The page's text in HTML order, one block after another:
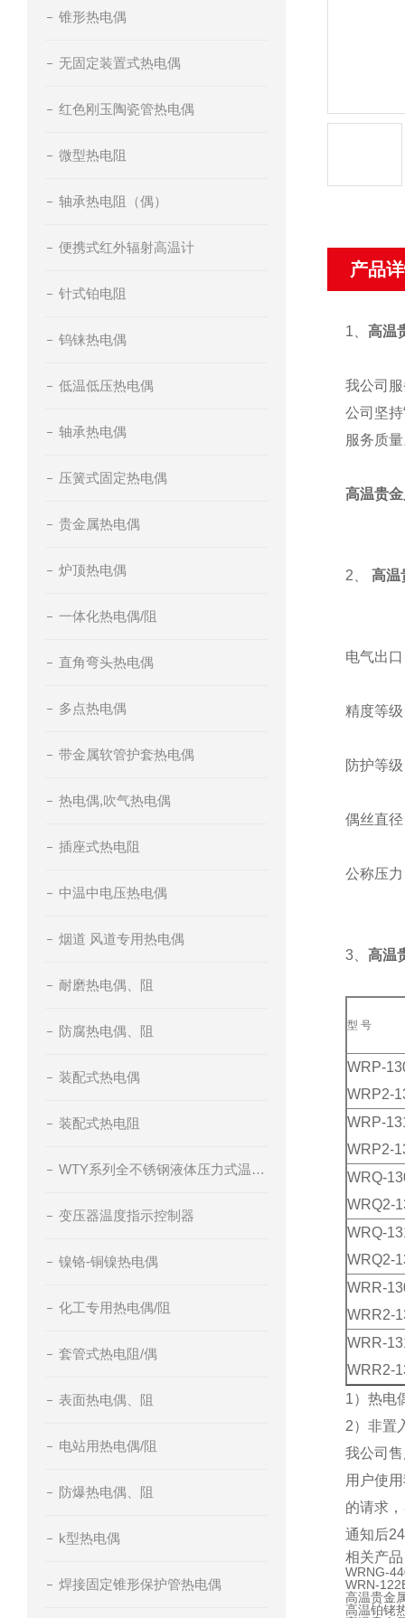
锥形热电偶
无固定装置式热电偶
红色刚玉陶瓷管热电偶
微型热电阻
轴承热电阻（偶）
便携式红外辐射高温计
针式铂电阻
钨铼热电偶
低温低压热电偶
轴承热电偶
压簧式固定热电偶
贵金属热电偶
炉顶热电偶
一体化热电偶/阻
直角弯头热电偶
多点热电偶
带金属软管护套热电偶
热电偶,吹气热电偶
插座式热电阻
中温中电压热电偶
烟道 风道专用热电偶
耐磨热电偶、阻
防腐热电偶、阻
装配式热电偶
装配式热电阻
WTY系列全不锈钢液体压力式温度计
变压器温度指示控制器
镍铬-铜镍热电偶
化工专用热电偶/阻
套管式热电阻/偶
表面热电偶、阻
电站用热电偶/阻
防爆热电偶、阻
k型热电偶
焊接固定锥形保护管热电偶
产品
1、 高温
我公司
公司坚
服务质
高温贵
2、 高温
电气出
精度等
防护等
偶丝直
公称压
3、 高温
型 号
WRP-
WRP2-
WRP-
WRP2-
WRQ-
WRQ2-
WRQ-
WRQ2-
WRR-
WRR2-
WRR-
WRR2-
1）热电
2）非置
我公司
用户使
的请求
通知后
相关产品
WRNG-
WRN-
高温贵金
高温铂铑